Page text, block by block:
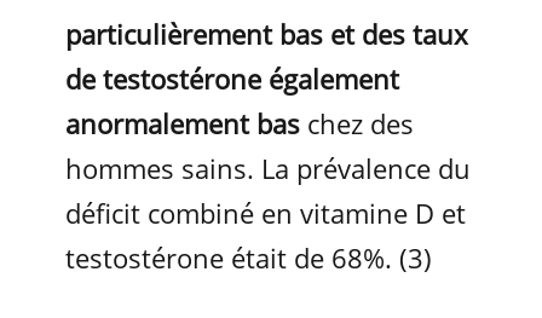
particulièrement bas et des taux
de testostérone également
anormalement bas chez des
hommes sains. La prévalence du
déficit combiné en vitamine D et
testostérone était de 68%. (3)